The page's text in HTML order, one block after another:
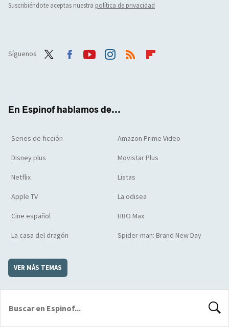
Suscribiéndote aceptas nuestra política de privacidad
Síguenos
En Espinof hablamos de...
Series de ficción Amazon Prime Video
Disney plus Movistar Plus
Netflix Listas
Apple TV La odisea
Cine español HBO Max
La casa del dragón Spider-man: Brand New Day
VER MÁS TEMAS